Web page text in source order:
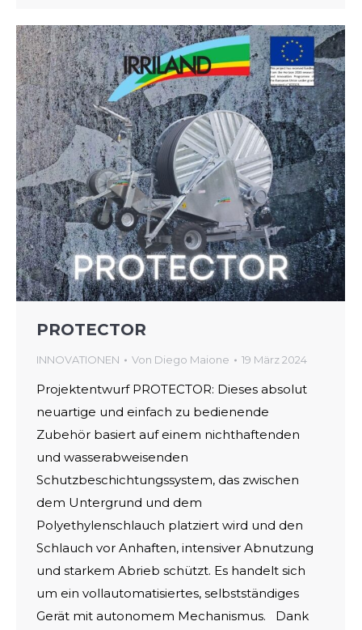
PROTECTOR
INNOVATIONEN Von Diego Maione 19 März 2024
Projektentwurf PROTECTOR: Dieses absolut
neuartige und einfach zu bedienende
Zubehör basiert auf einem nichthaftenden
und wasserabweisenden
Schutzbeschichtungssystem, das zwischen
dem Untergrund und dem
Polyethylenschlauch platziert wird und den
Schlauch vor Anhaften, intensiver Abnutzung
und starkem Abrieb schützt. Es handelt sich
um ein vollautomatisiertes, selbstständiges
Gerät mit autonomem Mechanismus. Dank